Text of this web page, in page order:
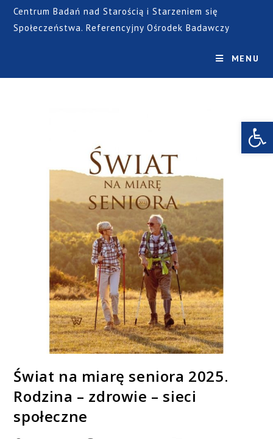
Open toolbar
Centrum Badań nad Starością i Starzeniem się
Społeczeństwa. Referencyjny Ośrodek Badawczy
MENU
Świat na miarę seniora 2025.
Rodzina – zdrowie – sieci
społeczne